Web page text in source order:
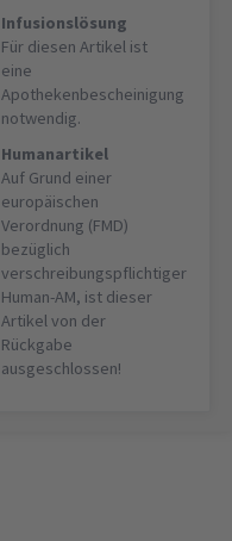
Infusionslösung
Für diesen Artikel ist
eine
Apothekenbescheinigung
notwendig.
Humanartikel
Auf Grund einer
europäischen
Verordnung (FMD)
bezüglich
verschreibungspflichtiger
Human-AM, ist dieser
Artikel von der
Rückgabe
ausgeschlossen!